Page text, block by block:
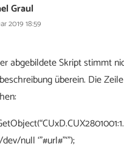
Graul
2019 18:59
abgebildete Skript stimmt
überein. Die
null ‘”#url#”‘”);